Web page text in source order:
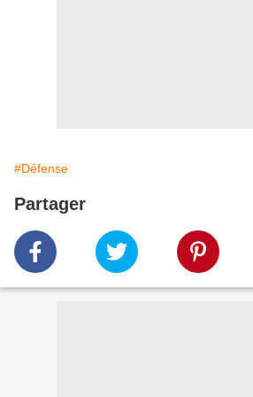
#Défense
Partager